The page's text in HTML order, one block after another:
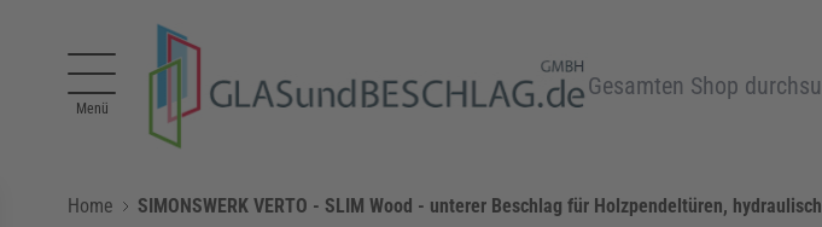
Menü
Home SIMONSWERK VERTO - SLIM Wood - unterer Beschlag für Holzpendeltüren, hydraulisch